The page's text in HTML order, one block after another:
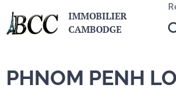
IMMOBILIER
CAMBODGE
PHNOM PENH